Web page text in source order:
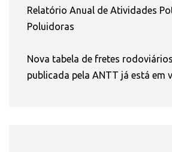
Relatório Anual de Atividades
Poluidoras
Nova tabela de fretes
publicada pela ANTT já está em